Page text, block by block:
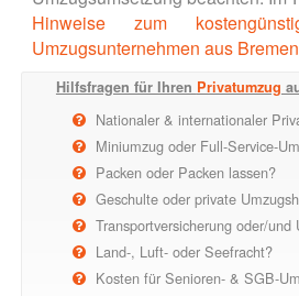
Hinweise zum
Umzugsunternehmen aus
Hilfsfragen für Ihren Privatumzug
Nationaler & internationaler
Miniumzug oder Full-Service-
Packen oder Packen lassen?
Geschulte oder private
Transportversicherung oder/und
Land-, Luft- oder Seefracht?
Kosten für Senioren- & SGB-